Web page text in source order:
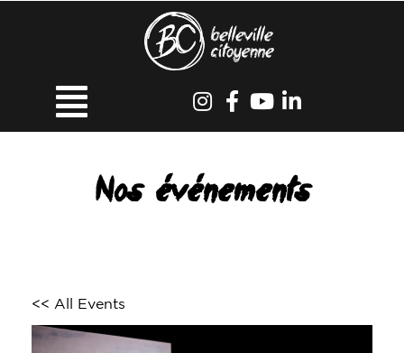
Nos événements
<< All Events